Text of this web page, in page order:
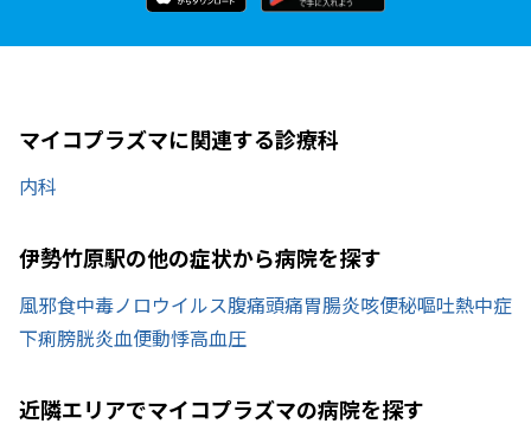
マイコプラズマに関連する診療科
内科
伊勢竹原駅の他の症状から病院を探す
風邪食中毒ノロウイルス腹痛頭痛胃腸炎咳便秘嘔吐熱中症
下痢膀胱炎血便動悸高血圧
近隣エリアでマイコプラズマの病院を探す